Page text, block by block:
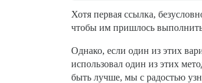
Хотя первая ссылка,
чтобы им пришлось
Однако, если один из этих
использовал один из этих
быть лучше, мы с радостью